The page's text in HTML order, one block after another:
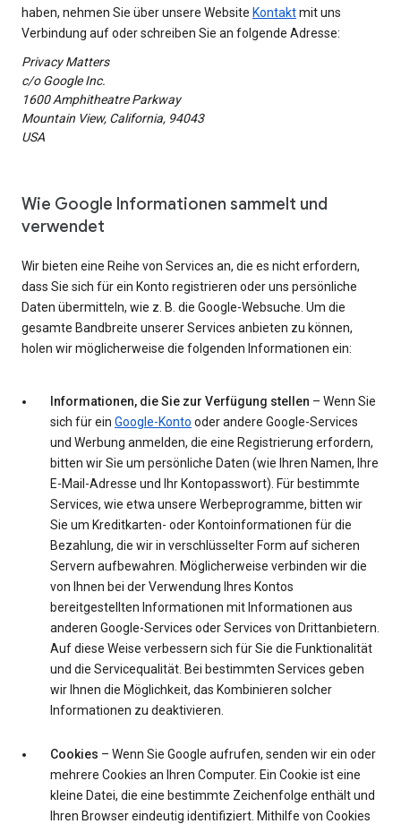
haben, nehmen Sie über unsere Website Kontaktmit uns
Verbindung auf oder schreiben Sie an folgende Adresse:
Privacy Matters
c/o Google Inc.
1600 Amphitheatre Parkway
Mountain View, California, 94043
USA
Wie Google Informationen sammelt und
verwendet
Wir bieten eine Reihe von Services an, die es nicht erfordern,
dass Sie sich für ein Konto registrieren oder uns persönliche
Daten übermitteln, wie z. B. die Google-Websuche. Um die
gesamte Bandbreite unserer Services anbieten zu können,
holen wir möglicherweise die folgenden Informationen ein:
Informationen, die Sie zur Verfügung stellen – Wenn Sie
sich für ein Google-Konto oder andere Google-Services
und Werbung anmelden, die eine Registrierung erfordern,
bitten wir Sie um persönliche Daten (wie Ihren Namen, Ihre
E-Mail-Adresse und Ihr Kontopasswort). Für bestimmte
Services, wie etwa unsere Werbeprogramme, bitten wir
Sie um Kreditkarten- oder Kontoinformationen für die
Bezahlung, die wir in verschlüsselter Form auf sicheren
Servern aufbewahren. Möglicherweise verbinden wir die
von Ihnen bei der Verwendung Ihres Kontos
bereitgestellten Informationen mit Informationen aus
anderen Google-Services oder Services von Drittanbietern.
Auf diese Weise verbessern sich für Sie die Funktionalität
und die Servicequalität. Bei bestimmten Services geben
wir Ihnen die Möglichkeit, das Kombinieren solcher
Informationen zu deaktivieren.
Cookies – Wenn Sie Google aufrufen, senden wir ein oder
mehrere Cookies an Ihren Computer. Ein Cookie ist eine
kleine Datei, die eine bestimmte Zeichenfolge enthält und
Ihren Browser eindeutig identifiziert. Mithilfe von Cookies